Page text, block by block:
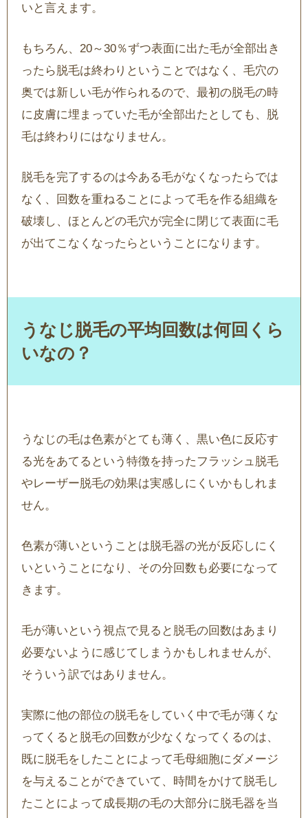
いと言えます。
もちろん、20～30％ずつ表面に出た毛が全部出き
ったら脱毛は終わりということではなく、毛穴の
奥では新しい毛が作られるので、最初の脱毛の時
に皮膚に埋まっていた毛が全部出たとしても、脱
毛は終わりにはなりません。
脱毛を完了するのは今ある毛がなくなったらでは
なく、回数を重ねることによって毛を作る組織を
破壊し、ほとんどの毛穴が完全に閉じて表面に毛
が出てこなくなったらということになります。
うなじ脱毛の平均回数は何回くら
いなの？
うなじの毛は色素がとても薄く、黒い色に反応す
る光をあてるという特徴を持ったフラッシュ脱毛
やレーザー脱毛の効果は実感しにくいかもしれま
せん。
色素が薄いということは脱毛器の光が反応しにく
いということになり、その分回数も必要になって
きます。
毛が薄いという視点で見ると脱毛の回数はあまり
必要ないように感じてしまうかもしれませんが、
そういう訳ではありません。
実際に他の部位の脱毛をしていく中で毛が薄くな
ってくると脱毛の回数が少なくなってくるのは、
既に脱毛をしたことによって毛母細胞にダメージ
を与えることができていて、時間をかけて脱毛し
たことによって成長期の毛の大部分に脱毛器を当